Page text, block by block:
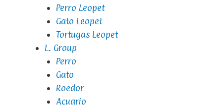
Perro Leopet
Gato Leopet
Tortugas Leopet
L. Group
Perro
Gato
Roedor
Acuario